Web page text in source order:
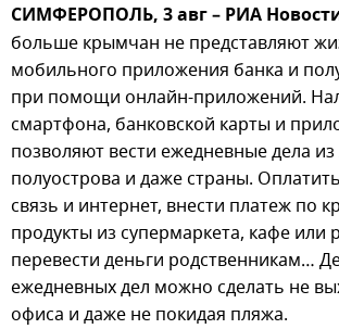
СИМФЕРОПОЛЬ, 3 авг – РИА
больше крымчан не представляют
мобильного приложения банка и
при помощи онлайн-приложений.
смартфона, банковской карты и
позволяют вести ежедневные дела
полуострова и даже страны.
связь и интернет, внести платеж по
продукты из супермаркета, кафе или
перевести деньги родственникам…
ежедневных дел можно сделать не
офиса и даже не покидая пляжа.